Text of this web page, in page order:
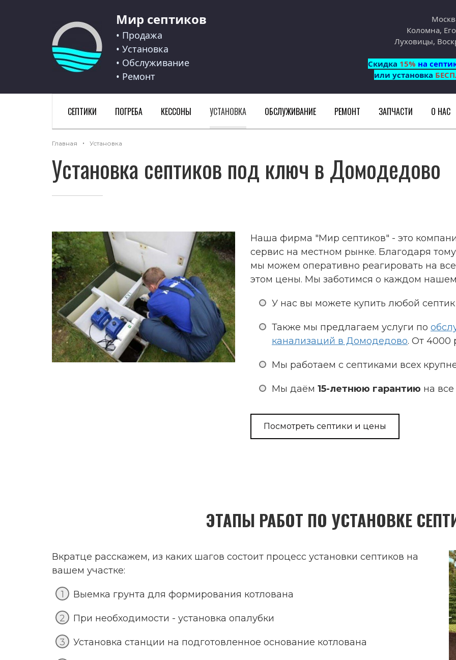
Мир септиков logo Мир септиков
• Продажа
• Установка
• Обслуживание
• Ремонт
Коломна,
Луховицы,
Cкидка 15% на
или установка
СЕПТИКИ ПОГРЕБА КЕССОНЫ УСТАНОВКА ОБСЛУЖИВАНИЕ РЕМОНТ ЗАПЧАСТИ О НАС
Главная Установка
Установка септиков под ключ в Домодедово
Наша фирма "Мир септиков" - это
сервис на местном рынке. Благодаря
мы можем оперативно реагировать на
этом цены. Мы заботимся о каждом
У нас вы можете купить любой
Также мы предлагаем услуги по
канализаций в Домодедово. От 4000
Мы работаем с септиками всех
Мы даём 15-летнюю гарантию на
Посмотреть септики и цены
ЭТАПЫ РАБОТ ПО УСТАНОВКЕ
Вкратце расскажем, из каких шагов состоит процесс установки септиков на
вашем участке:
Выемка грунта для формирования котлована
При необходимости - установка опалубки
Установка станции на подготовленное основание котлована